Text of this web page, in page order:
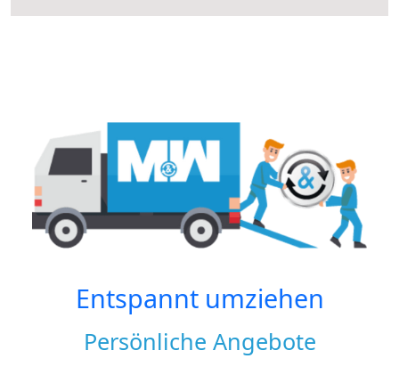
Entspannt umziehen
Persönliche Angebote